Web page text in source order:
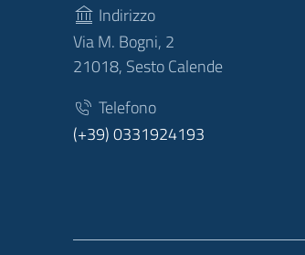
Indirizzo
Via M. Bogni, 2
21018, Sesto Calende
Telefono
(+39) 0331924193